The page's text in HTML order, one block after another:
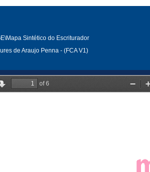
Sintético do Escriturador
de Araujo Penna - (FCA V1)